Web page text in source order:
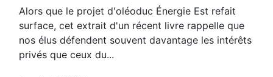
Alors que le projet d'oléoduc Énergie Est refait
surface, cet extrait d'un récent livre rappelle que
nos élus défendent souvent davantage les intérêts
privés que ceux du...